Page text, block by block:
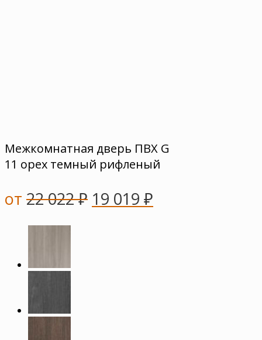
Межкомнатная дверь ПВХ G
11 орех темный рифленый
от 22 022₽ 19 019 ₽